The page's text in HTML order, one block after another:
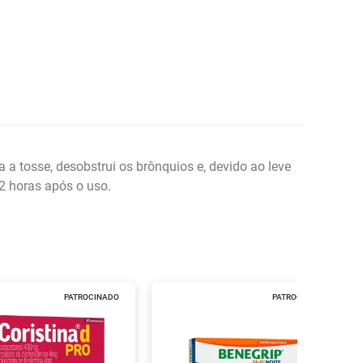
tosse, desobstrui os brônquios e, devido ao leve
horas após o uso.
PATROCINADO PATROCINADO